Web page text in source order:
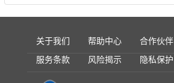
关于我们 帮助中心 合作伙伴
服务条款
风险揭示 隐私保护